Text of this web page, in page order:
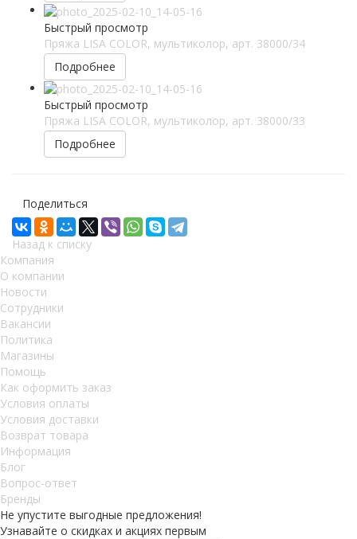
Быстрый просмотр
Пряжа LISA COLOR, мультиколор, арт. 38000/34
Подробнее
Быстрый просмотр
Пряжа LISA COLOR, мультиколор, арт. 38000/33
Подробнее
Поделиться
Назад к списку
Компания
О компании
Новости
Сотрудники
Вакансии
Политика
Магазины
Помощь
Как оформить заказ
Условия оплаты
Условия доставки
Возврат товара
Информация
Блог
Вопрос-ответ
Бренды
Не упустите выгодные предложения!
Узнавайте о скидках и акциях первым